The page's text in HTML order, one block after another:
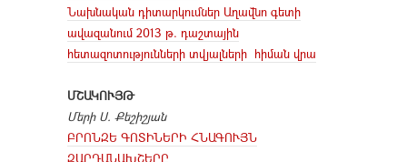
Նախնական դիտարկումներ Աղավնո գետի
ավազանում 2013 թ. դաշտային
հետազոտությունների տվյալների հիման վրա
ՄՇԱԿՈՒՅԹ
Մերի Ս. Քեշիշյան
ԲՐՈՆԶԵ ԳՈՏԻՆԵՐԻ ՀՆԱԳՈՒՅՆ
ԶԱՐԴԱՆԱԽՇԵՐԸ